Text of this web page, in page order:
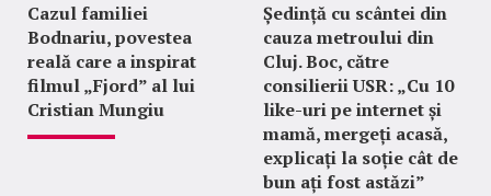
Cazul familiei
Bodnariu, povestea
reală care a inspirat
filmul „Fjord” al lui
Cristian Mungiu
Ședință cu scântei din
cauza metroului din
Cluj. Boc, către
consilierii USR: „Cu 10
like-uri pe internet și
mamă, mergeți acasă,
explicați la soție cât de
bun ați fost astăzi”